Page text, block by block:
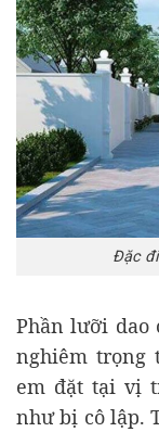
Đặc
Phần lưỡi dao
nghiêm trọng
em đặt tại vị
như bị cô lập.